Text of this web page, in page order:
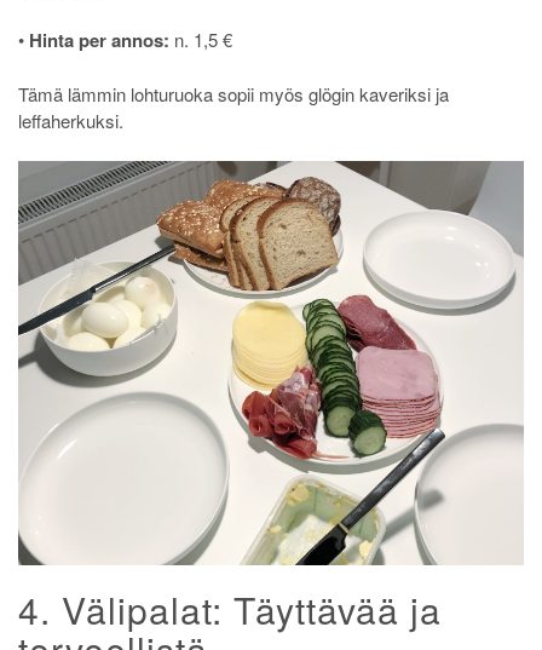
• Hinta per annos: n. 1,5 €
Tämä lämmin lohturuoka sopii myös glögin kaveriksi ja
leffaherkuksi.
4. Välipalat: Täyttävää ja